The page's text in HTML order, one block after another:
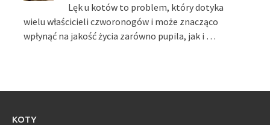
Lęk u kotów to problem, który dotyka
wielu właścicieli czworonogów i może znacząco
wpłynąć na jakość życia zarówno pupila, jak i …
KOTY